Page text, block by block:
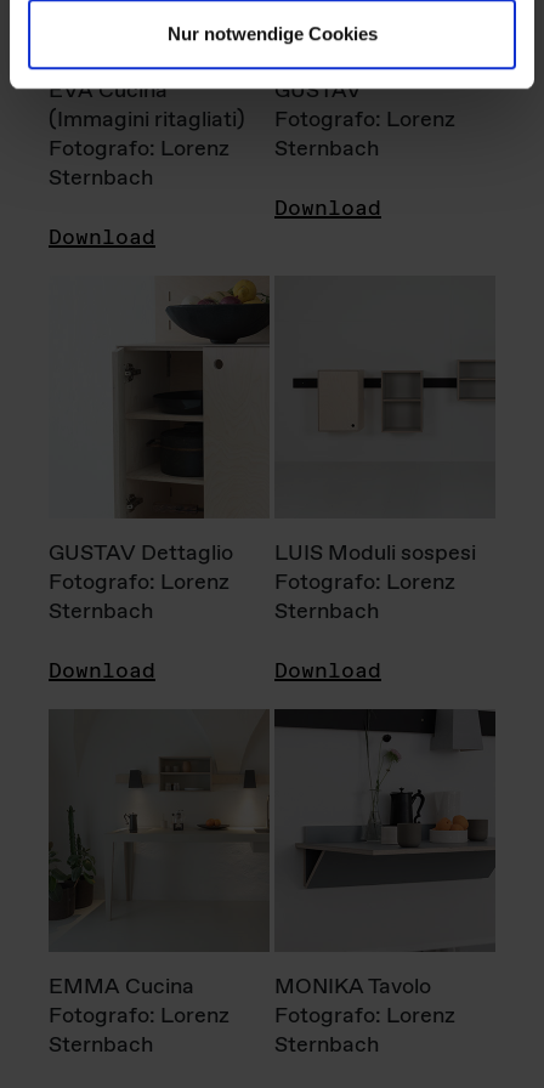
Nur notwendige Cookies
EVA Cucina
(Immagini ritagliati)
Fotografo: Lorenz
Sternbach
Download
GUSTAV
Fotografo: Lorenz
Sternbach
Download
GUSTAV Dettaglio
Fotografo: Lorenz
Sternbach
Download
LUIS Moduli sospesi
Fotografo: Lorenz
Sternbach
Download
EMMA Cucina
Fotografo: Lorenz
Sternbach
MONIKA Tavolo
Fotografo: Lorenz
Sternbach